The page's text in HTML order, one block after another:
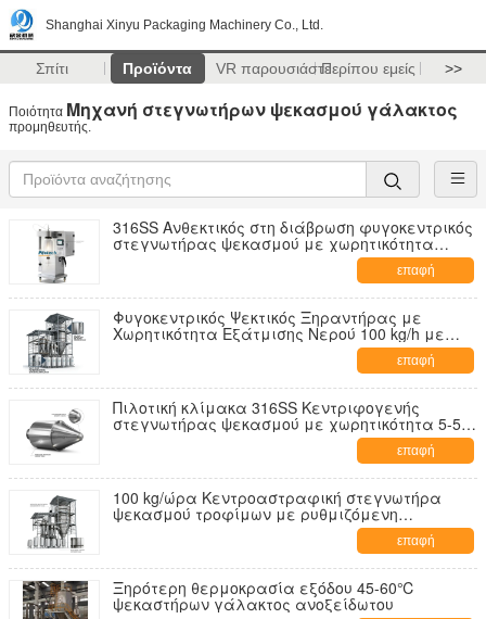
Shanghai Xinyu Packaging Machinery Co., Ltd.
Σπίτι Προϊόντα VR παρουσιάστεΠερίπου εμείς >>
Ποιότητα Μηχανή στεγνωτήρων ψεκασμού γάλακτος
προμηθευτής.
316SS Ανθεκτικός στη διάβρωση φυγοκεντρικός
στεγνωτήρας ψεκασμού με χωρητικότητα
εξάτμισης 80 kg/ώρα για επεξεργασία οξέος-
επαφή
Φυγοκεντρικός Ψεκτικός Ξηραντήρας με
Χωρητικότητα Εξάτμισης Νερού 100 kg/h με
Ανθεκτική στη Φθορά Σχεδίαση για
Επεξεργασία Σκόνης Οξειδίου του Αργιλίου και
του Ζιρκονίου
επαφή
Πιλοτική κλίμακα 316SS Κεντριφογενής
στεγνωτήρας ψεκασμού με χωρητικότητα 5-50
kg/ώρα και συμπαγές αποτύπωμα 1,6 m
επαφή
100 kg/ώρα Κεντροαστραφική στεγνωτήρα
ψεκασμού τροφίμων με ρυθμιζόμενη
θέρμανση πολλαπλών καυσίμων καιεπαφή
Ξηρότερη θερμοκρασία εξόδου 45-60℃
ψεκαστήρων γάλακτος ανοξείδωτου